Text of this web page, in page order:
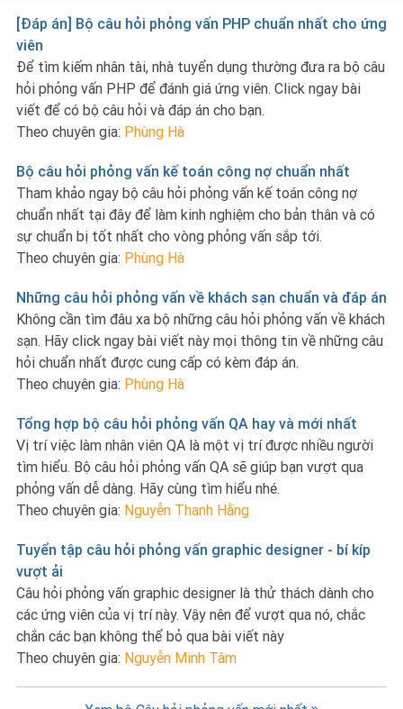
[Đáp án] Bộ câu hỏi phỏng vấn PHP chuẩn nhất cho ứng
viên
Để tìm kiếm nhân tài, nhà tuyển dụng thường đưa ra bộ câu
hỏi phỏng vấn PHP để đánh giá ứng viên. Click ngay bài
viết để có bộ câu hỏi và đáp án cho bạn.
Theo chuyên gia: Phùng Hà
Bộ câu hỏi phỏng vấn kế toán công nợ chuẩn nhất
Tham khảo ngay bộ câu hỏi phỏng vấn kế toán công nợ
chuẩn nhất tại đây để làm kinh nghiệm cho bản thân và có
sự chuẩn bị tốt nhất cho vòng phỏng vấn sắp tới.
Theo chuyên gia: Phùng Hà
Những câu hỏi phỏng vấn về khách sạn chuẩn và đáp án
Không cần tìm đâu xa bộ những câu hỏi phỏng vấn về khách
sạn. Hãy click ngay bài viết này mọi thông tin về những câu
hỏi chuẩn nhất được cung cấp có kèm đáp án.
Theo chuyên gia: Phùng Hà
Tổng hợp bộ câu hỏi phỏng vấn QA hay và mới nhất
Vị trí việc làm nhân viên QA là một vị trí được nhiều người
tìm hiểu. Bộ câu hỏi phỏng vấn QA sẽ giúp bạn vượt qua
phỏng vấn dễ dàng. Hãy cùng tìm hiểu nhé.
Theo chuyên gia: Nguyễn Thanh Hằng
Tuyển tập câu hỏi phỏng vấn graphic designer - bí kíp
vượt ải
Câu hỏi phỏng vấn graphic designer là thử thách dành cho
các ứng viên của vị trí này. Vậy nên để vượt qua nó, chắc
chắn các bạn không thể bỏ qua bài viết này
Theo chuyên gia: Nguyễn Minh Tâm